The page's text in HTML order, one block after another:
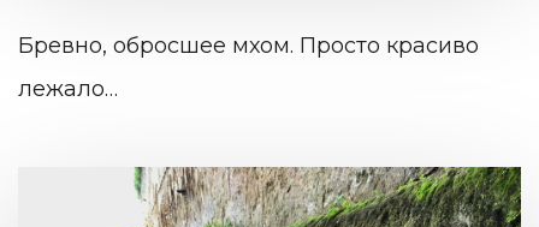
Бревно, обросшее мхом. Просто красиво
лежало…